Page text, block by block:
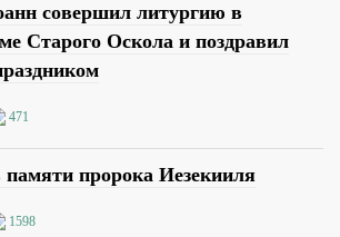
совершил литургию в
Старого Оскола и поздравил
471
памяти пророка Иезекииля
1598